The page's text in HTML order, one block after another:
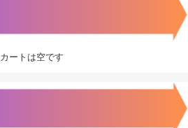
カートは空です